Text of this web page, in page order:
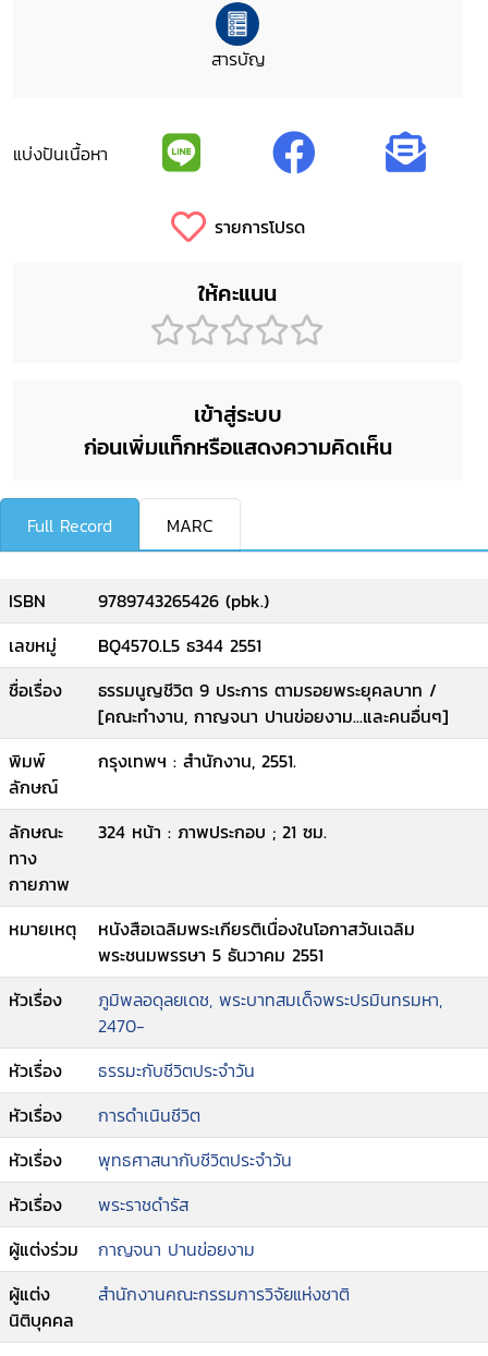
สารบัญ
แบ่งปันเนื้อหา
รายการโปรด
ให้คะแนน
เข้าสู่ระบบ
ก่อนเพิ่มแท็กหรือแสดงความคิดเห็น
Full Record MARC
ISBN
9789743265426 (pbk.)
เลขหมู่
BQ4570.L5 ธ344 2551
ชื่อเรื่อง
ธรรมนูญชีวิต 9 ประการ ตามรอยพระยุคลบาท /
[คณะทำงาน, กาญจนา ปานข่อยงาม...และคนอื่นๆ]
พิมพ์
ลักษณ์
กรุงเทพฯ : สำนักงาน, 2551.
ลักษณะ
ทาง
กายภาพ
324 หน้า : ภาพประกอบ ; 21 ซม.
หมายเหตุ
หนังสือเฉลิมพระเกียรติเนื่องในโอกาสวันเฉลิม
พระชนมพรรษา 5 ธันวาคม 2551
หัวเรื่อง
ภูมิพลอดุลยเดช, พระบาทสมเด็จพระปรมินทรมหา,
2470-
หัวเรื่อง
ธรรมะกับชีวิตประจำวัน
หัวเรื่อง
การดำเนินชีวิต
หัวเรื่อง
พุทธศาสนากับชีวิตประจำวัน
หัวเรื่อง
พระราชดำรัส
ผู้แต่งร่วม
กาญจนา ปานข่อยงาม
ผู้แต่ง
นิติบุคคล
สำนักงานคณะกรรมการวิจัยแห่งชาติ